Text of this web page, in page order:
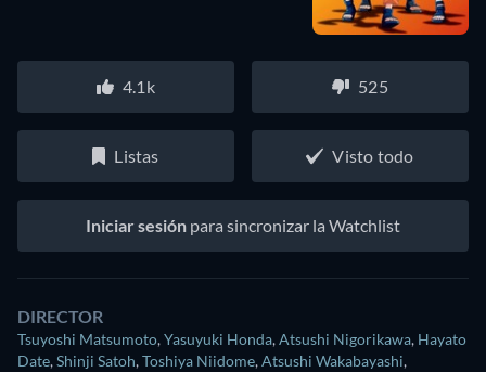
4.1k 525
Listas Visto todo
Iniciar sesión para sincronizar la Watchlist
DIRECTOR
Tsuyoshi Matsumoto,Yasuyuki Honda,Atsushi Nigorikawa, Hayato
Date,Shinji Satoh,Toshiya Niidome,Atsushi Wakabayashi,